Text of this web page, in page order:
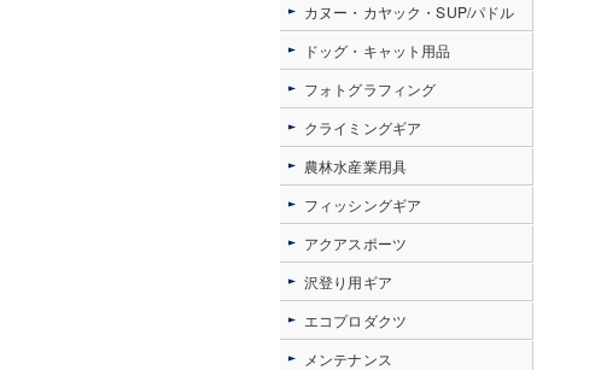
カヌー・カヤック・SUP/パドル
ドッグ・キャット用品
フォトグラフィング
クライミングギア
農林水産業用具
フィッシングギア
アクアスポーツ
沢登り用ギア
エコプロダクツ
メンテナンス